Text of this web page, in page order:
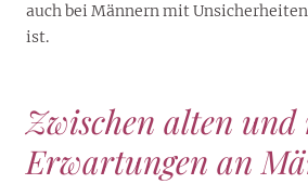
auch bei Männern mit
ist.
Zwischen alten und
Erwartungen an